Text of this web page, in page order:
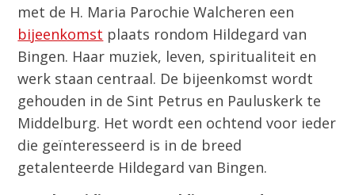
met de H. Maria Parochie Walcheren een
bijeenkomst plaats rondom Hildegard van
Bingen. Haar muziek, leven, spiritualiteit en
werk staan centraal. De bijeenkomst wordt
gehouden in de Sint Petrus en Pauluskerk te
Middelburg. Het wordt een ochtend voor ieder
die geïnteresseerd is in de breed
getalenteerde Hildegard van Bingen.